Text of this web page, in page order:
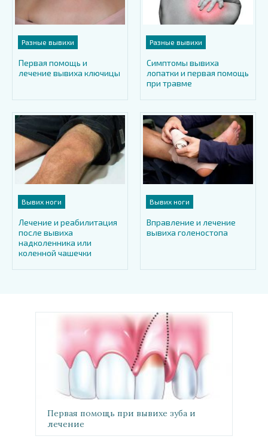
Разные вывихи
Первая помощь и
лечение вывиха ключицы
Разные вывихи
Симптомы вывиха
лопатки и первая помощь
при травме
Вывих ноги
Лечение и реабилитация
после вывиха
надколенника или
коленной чашечки
Вывих ноги
Вправление и лечение
вывиха голеностопа
Первая помощь при вывихе зуба и
лечение